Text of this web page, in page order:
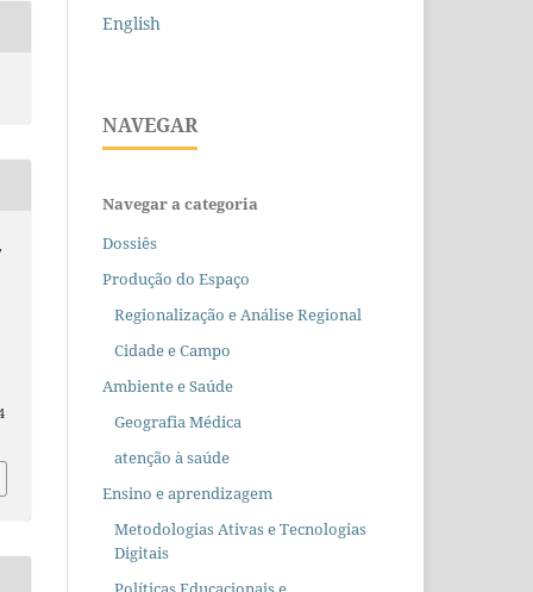
English
NAVEGAR
Navegar a categoria
Dossiês
Produção do Espaço
Regionalização e Análise Regional
Cidade e Campo
Ambiente e Saúde
Geografia Médica
atenção à saúde
Ensino e aprendizagem
Metodologias Ativas e Tecnologias
Digitais